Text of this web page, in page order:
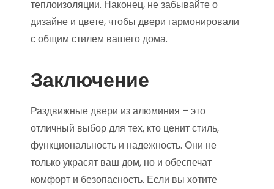
теплоизоляции. Наконец, не забывайте о
дизайне и цвете, чтобы двери гармонировали
с общим стилем вашего дома.
Заключение
Раздвижные двери из алюминия – это
отличный выбор для тех, кто ценит стиль,
функциональность и надежность. Они не
только украсят ваш дом, но и обеспечат
комфорт и безопасность. Если вы хотите